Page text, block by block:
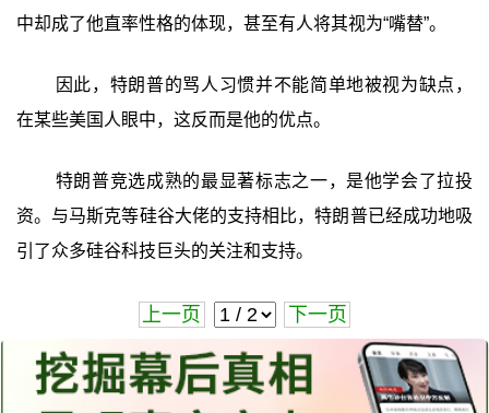
中却成了他直率性格的体现，甚至有人将其视为“嘴替”。
因此，特朗普的骂人习惯并不能简单地被视为缺点，
在某些美国人眼中，这反而是他的优点。
特朗普竞选成熟的最显著标志之一，是他学会了拉投
资。与马斯克等硅谷大佬的支持相比，特朗普已经成功地吸
引了众多硅谷科技巨头的关注和支持。
上一页 下一页